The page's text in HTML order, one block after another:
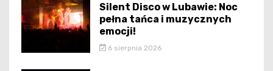
Silent Disco w Lubawie: Noc
pełna tańca i muzycznych
emocji!
6 sierpnia 2026